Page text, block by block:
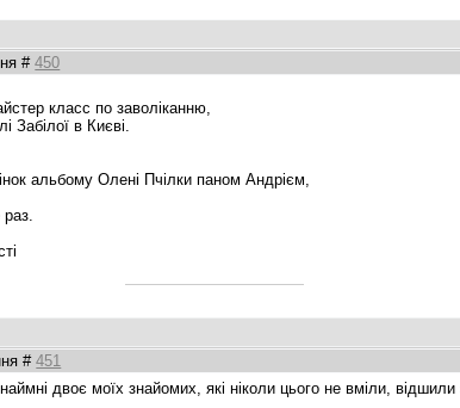
#450
класс по заволіканню,
Забілої в Києві.
альбому Олені Пчілки паном Андрієм,
#451
двоє моїх знайомих, які ніколи цього не вміли, відшили